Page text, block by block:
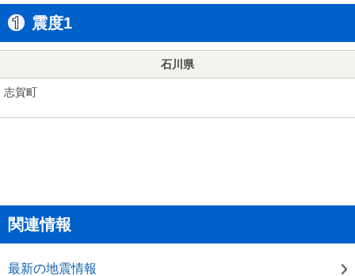
震度1
石川県
志賀町
関連情報
最新の地震情報